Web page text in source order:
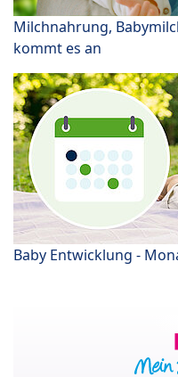
Milchnahrung,
kommt es an
Baby Entwicklung -